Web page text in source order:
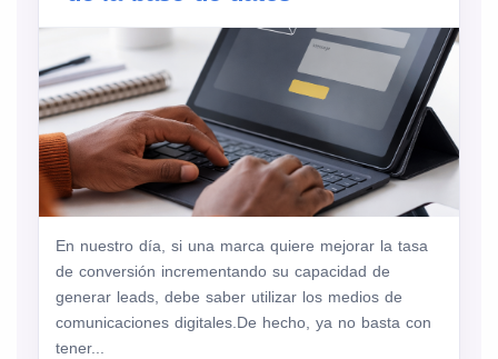
En nuestro día, si una marca quiere mejorar la tasa
de conversión incrementando su capacidad de
generar leads, debe saber utilizar los medios de
comunicaciones digitales.De hecho, ya no basta con
tener...